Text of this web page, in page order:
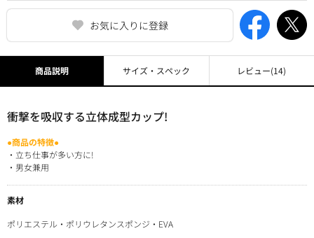
お気に入りに登録
商品説明
衝撃を吸収する立体成型カップ!
●商品の特徴●
・立ち仕事が多い方に!
・男女兼用
素材
ポリエステル・ポリウレタンスポンジ・EVA
サイズ・スペック レビュー(14)